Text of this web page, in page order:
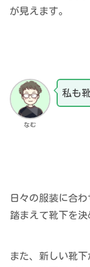
が見えます。
なむ
私も
日々の服装に合
踏まえて靴下を決
また、新しい靴